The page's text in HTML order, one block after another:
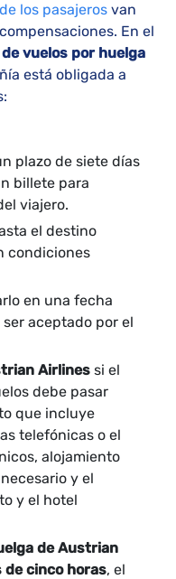
los pasajeros van
En el
vuelos por huelga
está obligada a
plazo de siete días
billete para
viajero.
el destino
condiciones
en una fecha
aceptado por el
Airlines si el
debe pasar
que incluye
telefónicas o el
alojamiento
y el
y el hotel
de Austrian
de cinco horas, el